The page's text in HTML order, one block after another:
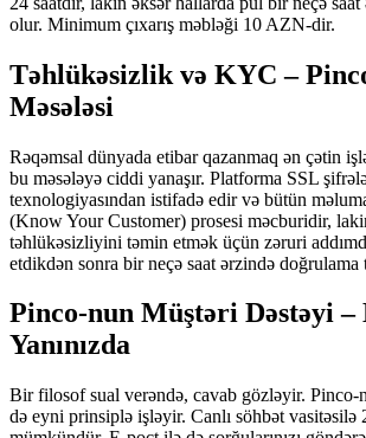
olur. Minimum çıxarış məbləği 10 AZN-dir.
Təhlükəsizlik və KYC –
Məsələsi
Rəqəmsal dünyada etibar qazanmaq ən çətin
bu məsələyə ciddi yanaşır. Platforma SSL
texnologiyasından istifadə edir və bütün
(Know Your Customer) prosesi məcburidir,
təhlükəsizliyini təmin etmək üçün zəruri
etdikdən sonra bir neçə saat ərzində doğrulama
Pinco-nun Müştəri Dəstəyi
Yanınızda
Bir filosof sual verəndə, cavab gözləyir. Pinco-
də eyni prinsiplə işləyir. Canlı söhbət vasitəsilə